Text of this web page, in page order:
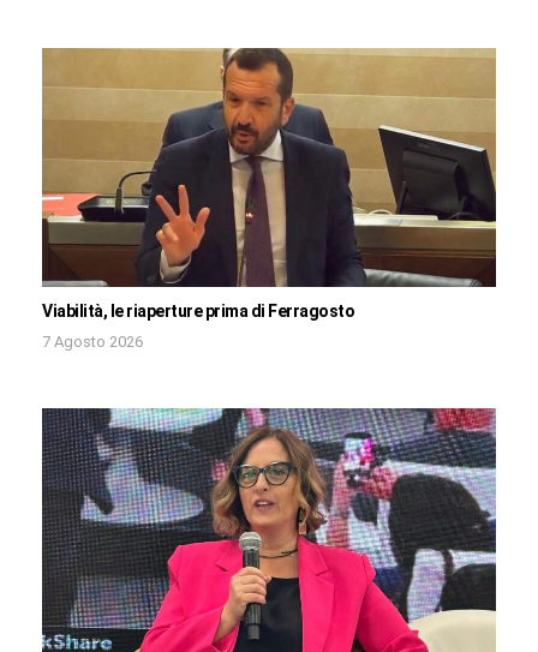
Viabilità, le riaperture prima di Ferragosto
7 Agosto 2026